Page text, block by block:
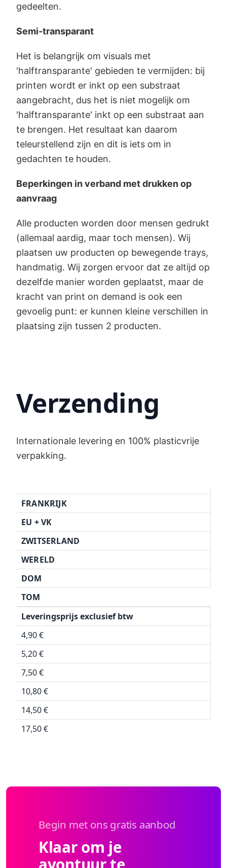
gedeelten.
Semi-transparant
Het is belangrijk om visuals met
'halftransparante' gebieden te vermijden: bij
printen wordt er inkt op een substraat
aangebracht, dus het is niet mogelijk om
'halftransparante' inkt op een substraat aan
te brengen. Het resultaat kan daarom
teleurstellend zijn en dit is iets om in
gedachten te houden.
Beperkingen in verband met drukken op
aanvraag
Alle producten worden door mensen gedrukt
(allemaal aardig, maar toch mensen). Wij
plaatsen uw producten op bewegende trays,
handmatig. Wij zorgen ervoor dat ze altijd op
dezelfde manier worden geplaatst, maar de
kracht van print on demand is ook een
gevoelig punt: er kunnen kleine verschillen in
plaatsing zijn tussen 2 producten.
Verzending
Internationale levering en 100% plasticvrije
verpakking.
FRANKRIJK
EU + VK
ZWITSERLAND
WERELD
DOM
TOM
Leveringsprijs exclusief btw
4,90 €
5,20 €
7,50 €
10,80 €
14,50 €
17,50 €
Begin met ons gratis aanbod
Klaar om je